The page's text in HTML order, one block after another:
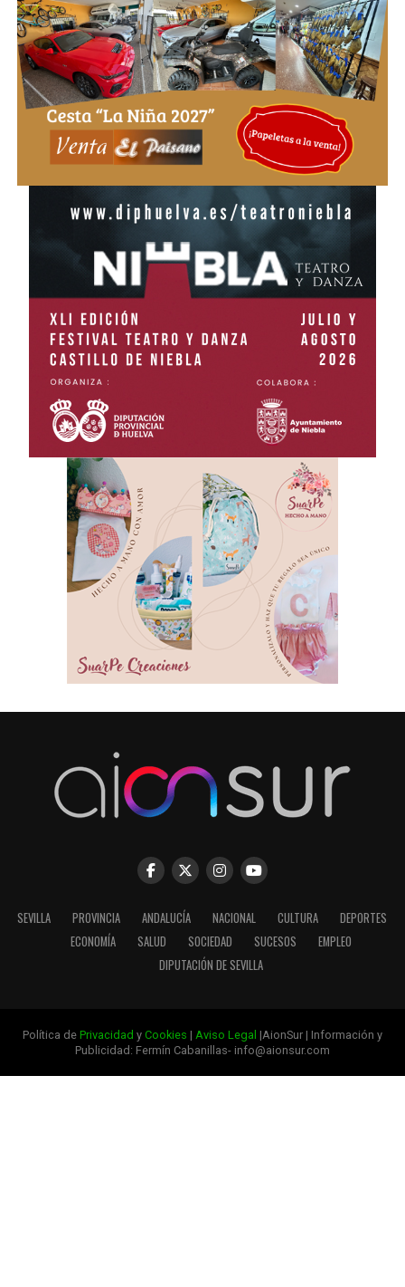
SEVILLA PROVINCIA ANDALUCÍA NACIONAL CULTURA
DEPORTES
ECONOMÍA
SALUD SOCIEDAD SUCESOS
EMPLEO
DIPUTACIÓN DE SEVILLA
Política de Privacidad y Cookies | Aviso Legal |AionSur | Información y
Publicidad: Fermín Cabanillas- info@aionsur.com